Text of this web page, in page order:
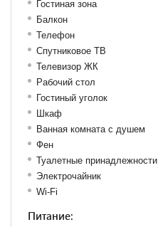
Гостиная зона
Балкон
Телефон
Спутниковое ТВ
Телевизор ЖК
Рабочий стол
Гостиный уголок
Шкаф
Ванная комната с душем
Фен
Туалетные принадлежности
Электрочайник
Wi-Fi
Питание: